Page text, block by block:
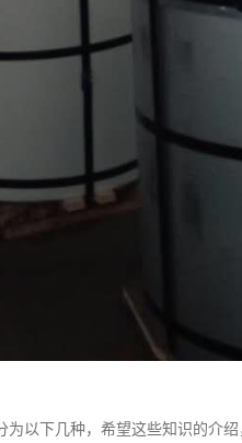
以下几种，希望这些知识的介绍